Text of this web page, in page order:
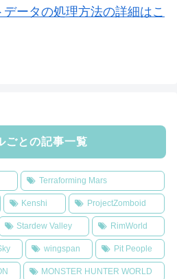
データの処理方法の詳細はこ
ごとの記事一覧
Terraforming Mars
Kenshi ProjectZomboid
Stardew Valley RimWorld
wingspan Pit People
MONSTER HUNTER WORLD